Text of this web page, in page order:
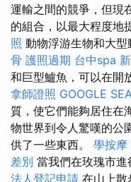
運輸之間的競爭，但現
的組合，以最大程度地
照 動物浮游生物和大型
骨 護照過期 台中spa
和巨型鱸魚，可以在開
拿師證照 GOOGLE
質，使它們能夠居住在
物世界到令人驚嘆的公
供了一些東西。 學按摩
差別 當我們在玫瑰市進
法人登記申請 在山上散